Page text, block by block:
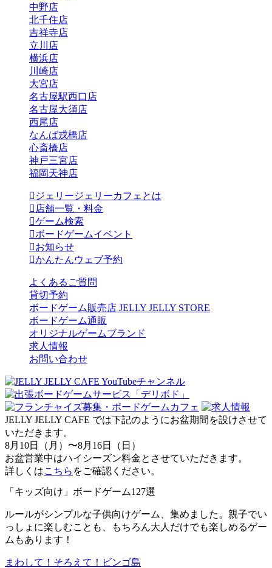
中野店
北千住店
吉祥寺店
立川店
横浜店
川崎店
大宮店
名古屋駅西口店
名古屋大須店
西尾店
なんば戎橋店
心斎橋店
神戸三宮店
福岡天神店
ジェリージェリーカフェとは
店舗一覧・料金
ゲーム検索
ボードゲームイベント
お知らせ
かんたんウェブ予約
よくあるご質問
貸切予約
ボードゲーム販売店 JELLY JELLY STORE
ボードゲーム通販
オリジナルゲームブランド
求人情報
お問い合わせ
JELLY JELLY CAFE では下記のようにお盆期間を設けさせて
いただきます。
8月10日（月）〜8月16日（日）
お盆営業中はハイシーズン料金とさせていただきます。
詳しくはこちら をご確認ください。
「キッズ向け」ボードゲーム127選
ルールがシンプルな子供向けゲーム、集めました。親子でい
っしょに楽しむことも、もちろん大人だけでも楽しめるゲー
ムもあります！
まわして！そろえて！ビンゴ島